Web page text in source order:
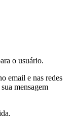
o usuário.
email e nas redes
mensagem